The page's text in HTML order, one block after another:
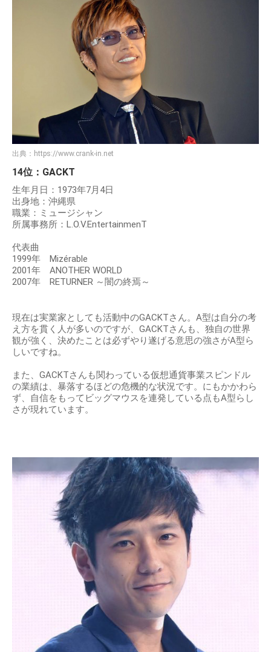
出典： https://www.crank-in.net
14位：GACKT
生年月日：1973年7月4日
出身地：沖縄県
職業：ミュージシャン
所属事務所：L.O.V.EntertainmenT
代表曲
1999年 Mizérable
2001年 ANOTHER WORLD
2007年 RETURNER ～闇の終焉～
現在は実業家としても活動中のGACKTさん。A型は自分の考
え方を貫く人が多いのですが、GACKTさんも、独自の世界
観が強く、決めたことは必ずやり遂げる意思の強さがA型ら
しいですね。
また、GACKTさんも関わっている仮想通貨事業スピンドル
の業績は、暴落するほどの危機的な状況です。にもかかわら
ず、自信をもってビッグマウスを連発している点もA型らし
さが現れています。